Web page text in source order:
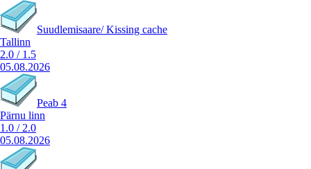
Suudlemisaare/ Kissing cache
Tallinn
2.0 / 1.5
05.08.2026
Peab 4
Pärnu linn
1.0 / 2.0
05.08.2026